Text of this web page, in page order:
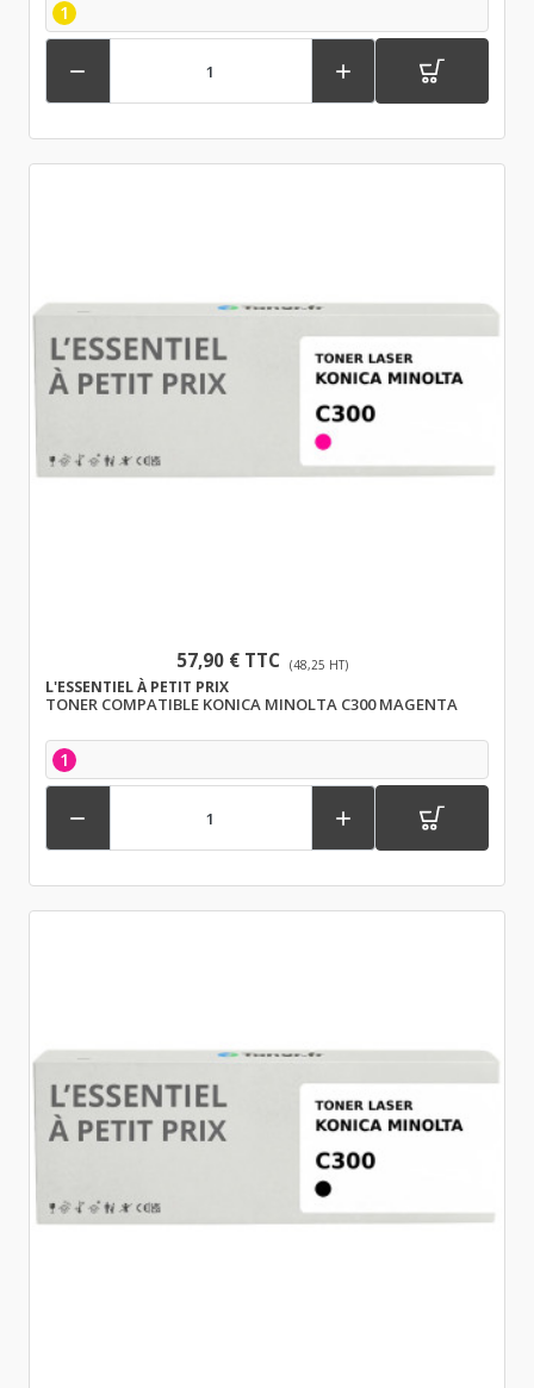
1
 
57,90 € TTC (48,25 HT)
L'ESSENTIEL À PETIT PRIX
TONER COMPATIBLE KONICA MINOLTA C300 MAGENTA
1
 